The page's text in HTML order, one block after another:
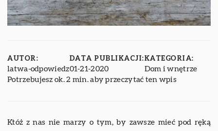
AUTOR:
latwa-odpowiedz
DATA PUBLIKACJI:
01-21-2020
KATEGORIA:
Dom i wnętrze
Potrzebujesz ok. 2 min. aby przeczytać ten wpis
Któż z nas nie marzy o tym, by zawsze mieć pod ręką